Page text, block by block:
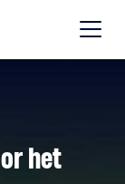
het